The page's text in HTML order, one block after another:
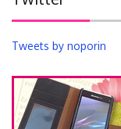
Tweets by noporin